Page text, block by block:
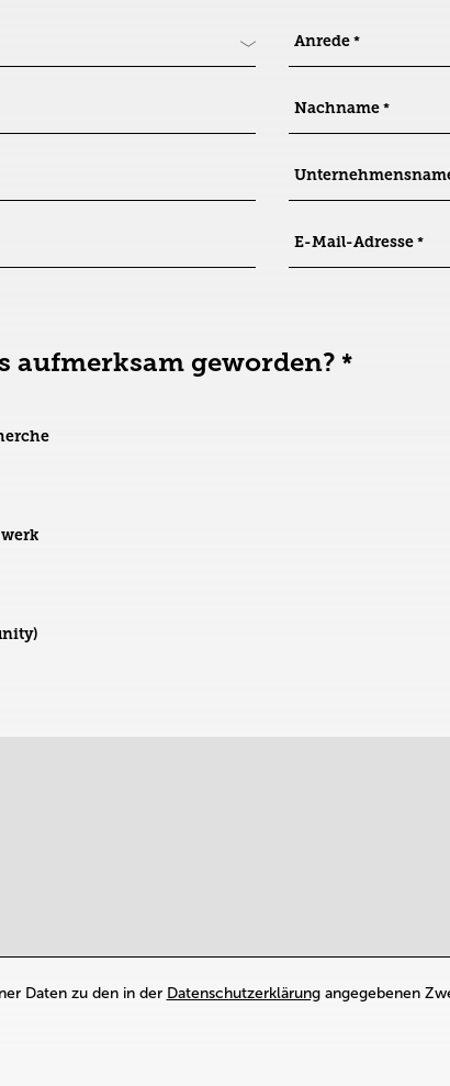
Anrede
Nachname
E-Mail-Adresse
aufmerksam geworden?
Daten zu den in der Datenschutzerklärungangegebenen